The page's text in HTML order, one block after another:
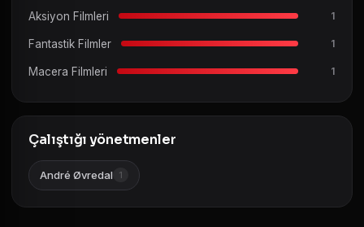
Aksiyon Filmleri 1
Fantastik Filmler 1
Macera Filmleri 1
Çalıştığı yönetmenler
André Øvredal 1